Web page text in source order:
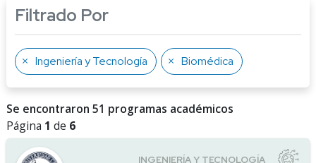
Filtrado Por
Ingeniería y Tecnología Biomédica
Se encontraron 51 programas académicos
Página 1 de 6